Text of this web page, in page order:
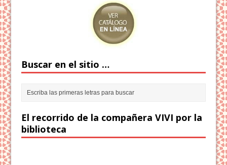
Buscar en el sitio …
El recorrido de la compañera VIVI por la
biblioteca